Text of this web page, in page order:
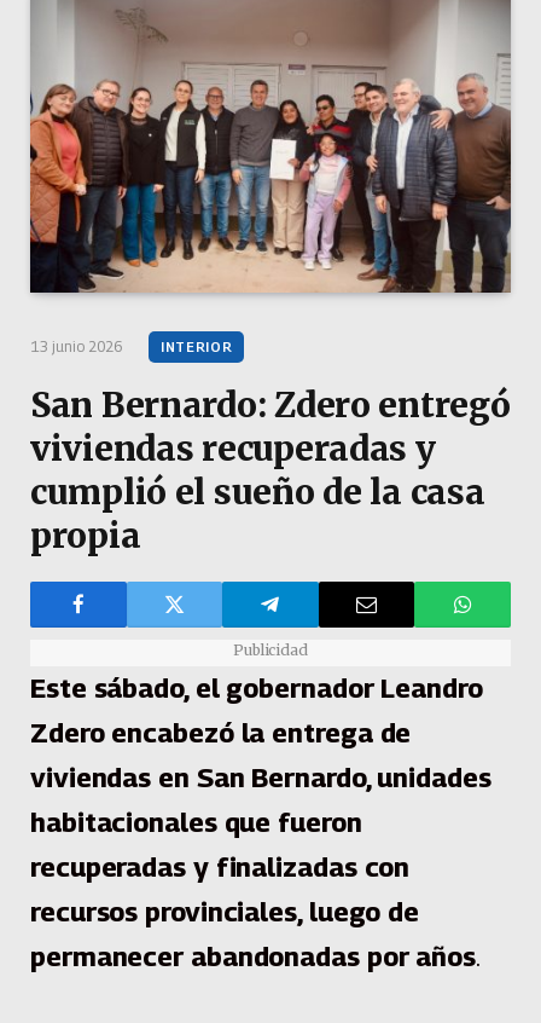
13 junio 2026 INTERIOR
San Bernardo: Zdero entregó
viviendas recuperadas y
cumplió el sueño de la casa
propia
Publicidad
Este sábado, el gobernador Leandro
Zdero encabezó la entrega de
viviendas en San Bernardo, unidades
habitacionales que fueron
recuperadas y finalizadas con
recursos provinciales, luego de
permanecer abandonadas por años.